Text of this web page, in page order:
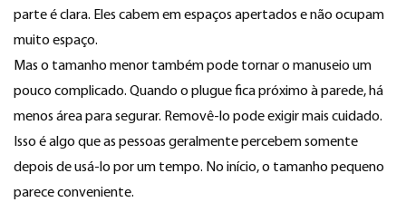
parte é clara. Eles cabem em espaços apertados e não ocupam
muito espaço.
Mas o tamanho menor também pode tornar o manuseio um
pouco complicado. Quando o plugue fica próximo à parede, há
menos área para segurar. Removê-lo pode exigir mais cuidado.
Isso é algo que as pessoas geralmente percebem somente
depois de usá-lo por um tempo. No início, o tamanho pequeno
parece conveniente.